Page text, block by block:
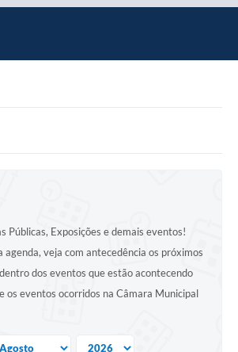
Públicas, Exposições e demais eventos!
agenda, veja com antecedência os próximos
dos eventos que estão acontecendo
os eventos ocorridos na Câmara Municipal